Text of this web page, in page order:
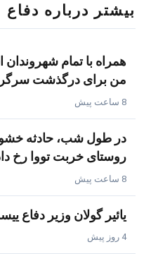
بیشتر درباره دفاع
همراه با تمام
من برای درگذشت
8 ساعت پیش
در طول شب، حادثه
روستای خربت تووا رخ
8 ساعت پیش
یائیر گولان وزیر دفاع
4 روز پیش